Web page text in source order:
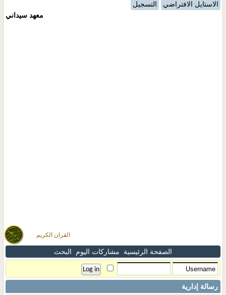
القران الكريم
الاستايل الافتراضي
التسجيل
معهد سيداني
الصفحة الرئيسية مشاركات اليوم البحث
رسالة إدارية